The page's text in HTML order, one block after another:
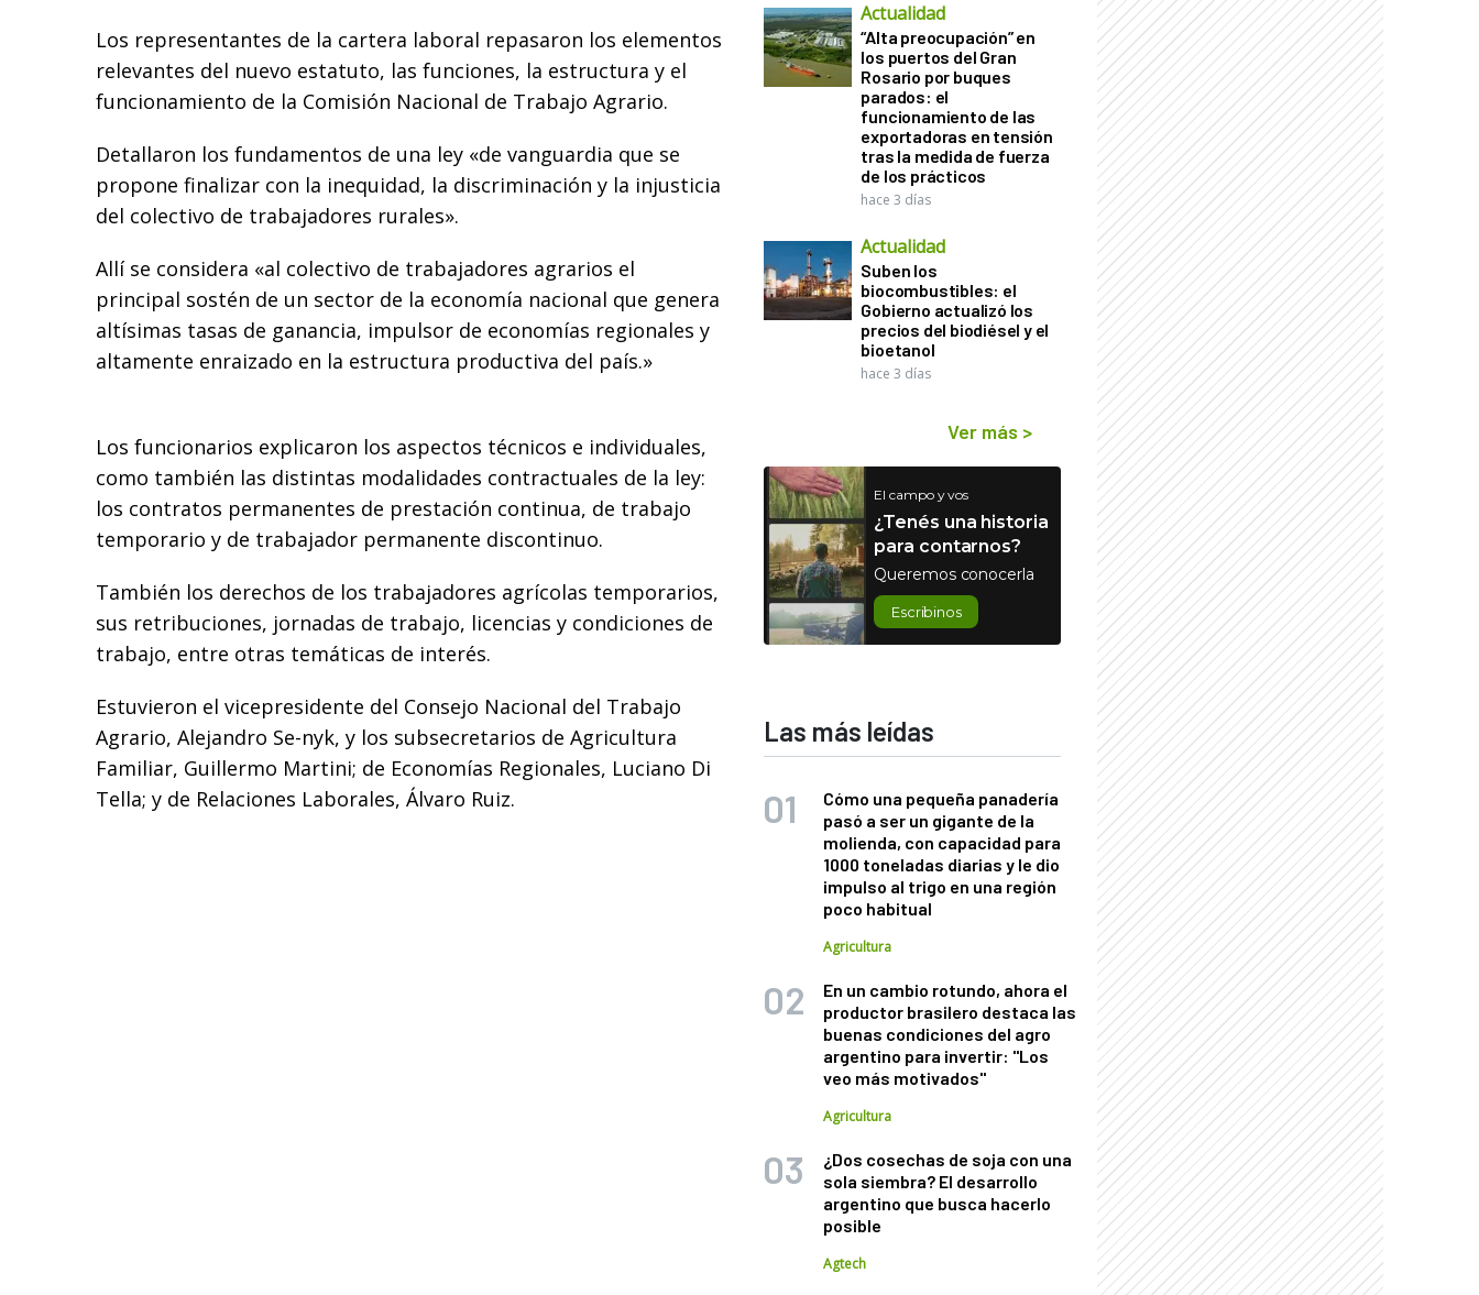
Los representantes de la cartera laboral repasaron los elementos
relevantes del nuevo estatuto, las funciones, la estructura y el
funcionamiento de la Comisión Nacional de Trabajo Agrario.
Detallaron los fundamentos de una ley «de vanguardia que se
propone finalizar con la inequidad, la discriminación y la injusticia
del colectivo de trabajadores rurales».
Allí se considera «al colectivo de trabajadores agrarios el
principal sostén de un sector de la economía nacional que genera
altísimas tasas de ganancia, impulsor de economías regionales y
altamente enraizado en la estructura productiva del país.»
Los funcionarios explicaron los aspectos técnicos e individuales,
como también las distintas modalidades contractuales de la ley:
los contratos permanentes de prestación continua, de trabajo
temporario y de trabajador permanente discontinuo.
También los derechos de los trabajadores agrícolas temporarios,
sus retribuciones, jornadas de trabajo, licencias y condiciones de
trabajo, entre otras temáticas de interés.
Estuvieron el vicepresidente del Consejo Nacional del Trabajo
Agrario, Alejandro Se-nyk, y los subsecretarios de Agricultura
Familiar, Guillermo Martini; de Economías Regionales, Luciano Di
Tella; y de Relaciones Laborales, Álvaro Ruiz.
Actualidad
“Alta preocupación” en
los puertos del Gran
Rosario por buques
parados: el
funcionamiento de las
exportadoras en tensión
tras la medida de fuerza
de los prácticos
hace 3 días
Actualidad
Suben los
biocombustibles: el
Gobierno actualizó los
precios del biodiésel y el
bioetanol
hace 3 días
Ver más >
El campo y vos
¿Tenés una historia
para contarnos?
Queremos conocerla
Escribinos
Las más leídas
Cómo una pequeña panadería
pasó a ser un gigante de la
molienda, con capacidad para
1000 toneladas diarias y le dio
impulso al trigo en una región
poco habitual
Agricultura
En un cambio rotundo, ahora el
productor brasilero destaca las
buenas condiciones del agro
argentino para invertir: "Los
veo más motivados"
Agricultura
¿Dos cosechas de soja con una
sola siembra? El desarrollo
argentino que busca hacerlo
posible
Agtech